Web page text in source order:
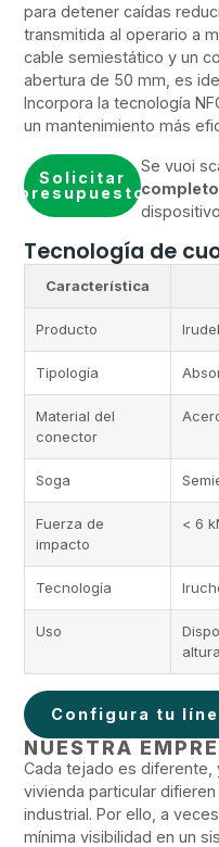
para detener caídas
transmitida al operario a
cable semiestático y un
abertura de 50 mm, es
Incorpora la tecnología
un mantenimiento más
Solicitar
presupuesto
Se vuoi
completo
dispositivo
Tecnología de
Característica
Producto
Tipología
Material del
conector
Soga
Fuerza de
impacto
< 6
Tecnología
Uso
altura
Configura tu
NUESTRA
Cada tejado es diferente,
vivienda particular
industrial. Por ello, a
mínima visibilidad en un